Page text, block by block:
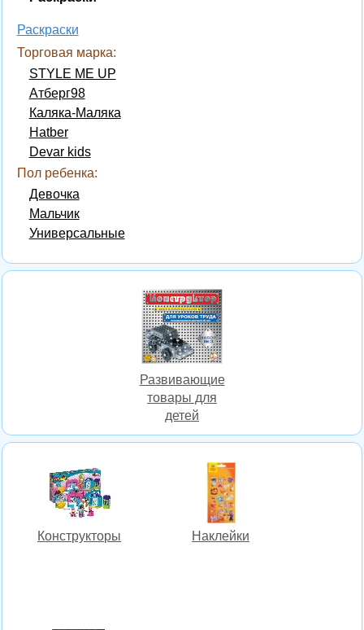
Раскраски
Торговая марка:
STYLE ME UP
Атберг98
Каляка-Маляка
Hatber
Devar kids
Пол ребенка:
Девочка
Мальчик
Универсальные
Развивающие
товары для
детей
Конструкторы Наклейки